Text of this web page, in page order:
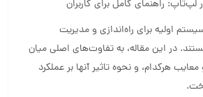
اولیه برای راه‌اندازی و مدیریت
در این مقاله، به تفاوت‌های اصلی میان
هرکدام، و نحوه تاثیر آنها بر عملکرد